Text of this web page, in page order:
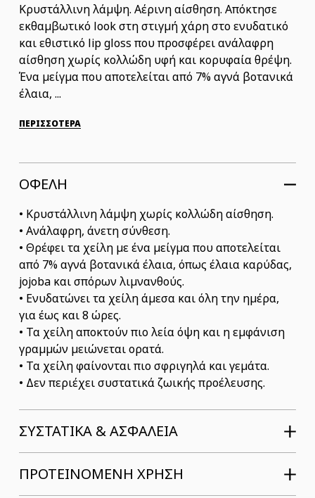
Κρυστάλλινη λάμψη. Αέρινη αίσθηση. Απόκτησε
εκθαμβωτικό look στη στιγμή χάρη στο ενυδατικό
και εθιστικό lip gloss που προσφέρει ανάλαφρη
αίσθηση χωρίς κολλώδη υφή και κορυφαία θρέψη.
Ένα μείγμα που αποτελείται από 7% αγνά βοτανικά
έλαια, ...
ΠΕΡΙΣΣΟΤΕΡΑ
ΟΦΕΛΗ
• Κρυστάλλινη λάμψη χωρίς κολλώδη αίσθηση.
• Ανάλαφρη, άνετη σύνθεση.
• Θρέφει τα χείλη με ένα μείγμα που αποτελείται
από 7% αγνά βοτανικά έλαια, όπως έλαια καρύδας,
jojoba και σπόρων λιμνανθούς.
• Ενυδατώνει τα χείλη άμεσα και όλη την ημέρα,
για έως και 8 ώρες.
• Τα χείλη αποκτούν πιο λεία όψη και η εμφάνιση
γραμμών μειώνεται ορατά.
• Τα χείλη φαίνονται πιο σφριγηλά και γεμάτα.
• Δεν περιέχει συστατικά ζωικής προέλευσης.
ΣΥΣΤΑΤΙΚΆ & ΑΣΦΆΛΕΙΑ
ΠΡΟΤΕΙΝΟΜΕΝΗ ΧΡΗΣΗ